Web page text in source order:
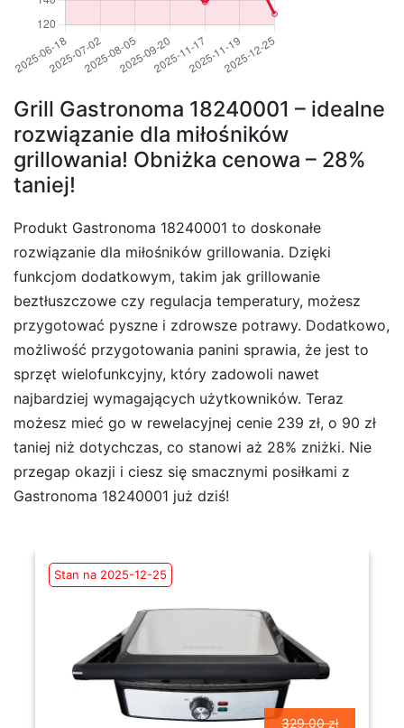
Grill Gastronoma 18240001 – idealne
rozwiązanie dla miłośników
grillowania! Obniżka cenowa – 28%
taniej!
Produkt Gastronoma 18240001 to doskonałe
rozwiązanie dla miłośników grillowania. Dzięki
funkcjom dodatkowym, takim jak grillowanie
beztłuszczowe czy regulacja temperatury, możesz
przygotować pyszne i zdrowsze potrawy. Dodatkowo,
możliwość przygotowania panini sprawia, że jest to
sprzęt wielofunkcyjny, który zadowoli nawet
najbardziej wymagających użytkowników. Teraz
możesz mieć go w rewelacyjnej cenie 239 zł, o 90 zł
taniej niż dotychczas, co stanowi aż 28% zniżki. Nie
przegap okazji i ciesz się smacznymi posiłkami z
Gastronoma 18240001 już dziś!
Stan na 2025-12-25
329.00 zł